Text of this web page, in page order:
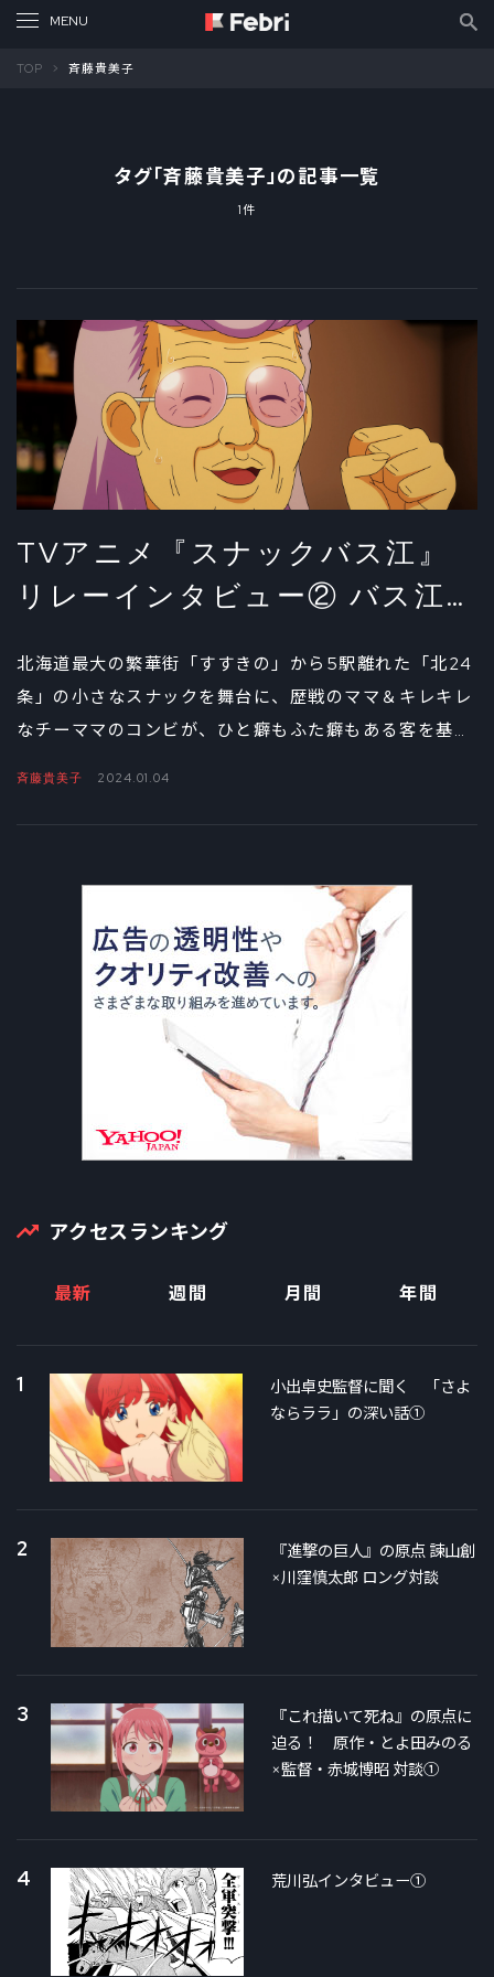
TOP 斉藤貴美子
タグ「斉藤貴美子」の記事一覧
1件
TVアニメ『スナックバス江』
リレーインタビュー② バス江
北海道最大の繁華街「すすきの」から5駅離れた「北24
条」の小さなスナックを舞台に、歴戦のママ＆キレキレ
なチーママのコンビが、ひと癖もふた癖もある客を基本
斉藤貴美子 2024.01.04
アクセスランキング
最新 週間 月間 年間
1
小出卓史監督に聞く 「さよ
ならララ」の深い話①
2
『進撃の巨人』の原点 諫山創
×川窪慎太郎 ロング対談
3
『これ描いて死ね』の原点に
迫る！ 原作・とよ田みのる
×監督・赤城博昭 対談①
4 荒川弘インタビュー①